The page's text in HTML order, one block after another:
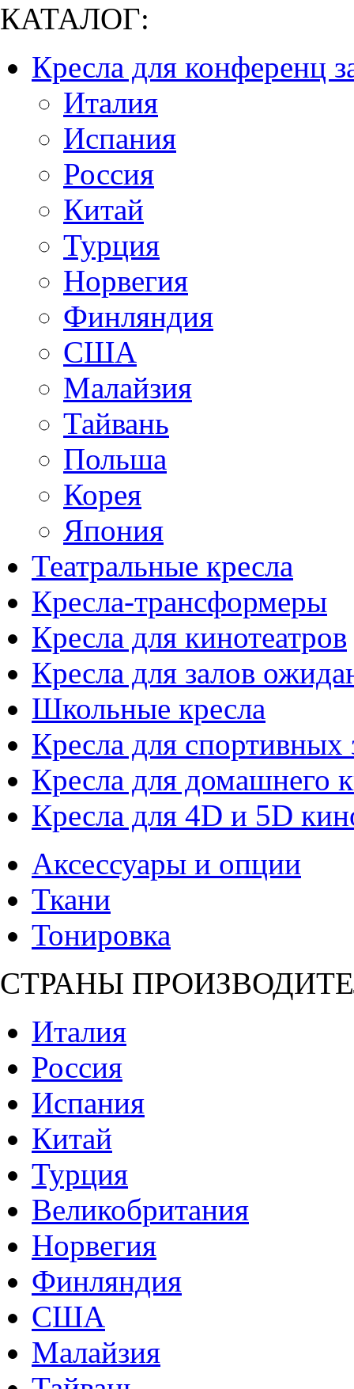
КАТАЛОГ:
Кресла для конференц
Италия
Испания
Россия
Китай
Турция
Норвегия
Финляндия
США
Малайзия
Тайвань
Польша
Корея
Япония
Театральные кресла
Кресла-трансформеры
Кресла для кинотеатров
Кресла для залов
Школьные кресла
Кресла для спортивных
Кресла для домашнего
Кресла для 4D и 5D
Аксессуары и опции
Ткани
Тонировка
СТРАНЫ
Италия
Россия
Испания
Китай
Турция
Великобритания
Норвегия
Финляндия
США
Малайзия